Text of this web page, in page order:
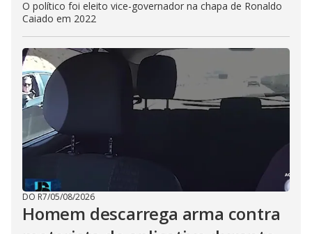
O político foi eleito vice-governador na chapa de Ronaldo
Caiado em 2022
DO R7/05/08/2026
Homem descarrega arma contra